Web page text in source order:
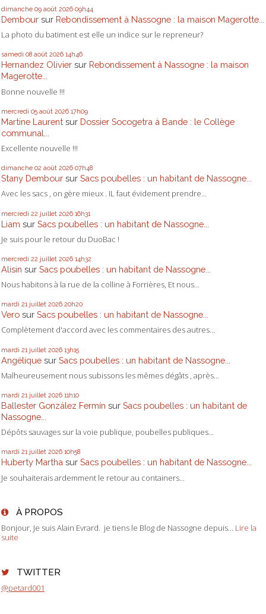
dimanche 09 août 2026 09h44
Dembour sur Rebondissement à Nassogne : la maison Magerotte...
La photo du batiment est elle un indice sur le repreneur?
samedi 08 août 2026 14h46
Hernandez Olivier sur Rebondissement à Nassogne : la maison
Magerotte...
Bonne nouvelle !!!
mercredi 05 août 2026 17h09
Martine Laurent sur Dossier Socogetra à Bande : le Collège
communal...
Excellente nouvelle !!!
dimanche 02 août 2026 07h48
Stany Dembour sur Sacs poubelles : un habitant de Nassogne...
Avec les sacs , on gère mieux . IL faut évidement prendre...
mercredi 22 juillet 2026 16h31
Liam sur Sacs poubelles : un habitant de Nassogne...
Je suis pour le retour du DuoBac !
mercredi 22 juillet 2026 14h32
Alisin sur Sacs poubelles : un habitant de Nassogne...
Nous habitons à la rue de la colline à Forrières, Et nous...
mardi 21 juillet 2026 20h20
Vero sur Sacs poubelles : un habitant de Nassogne...
Complètement d'accord avec les commentaires des autres...
mardi 21 juillet 2026 13h15
Angélique sur Sacs poubelles : un habitant de Nassogne...
Malheureusement nous subissons les mêmes dégâts , après...
mardi 21 juillet 2026 11h10
Ballester González Fermín sur Sacs poubelles : un habitant de
Nassogne...
Dépôts sauvages sur la voie publique, poubelles publiques...
mardi 21 juillet 2026 10h58
Huberty Martha sur Sacs poubelles : un habitant de Nassogne...
Je souhaiterais ardemment le retour au containers...
À PROPOS
Bonjour, Je suis Alain Evrard. je tiens le Blog de Nassogne depuis... Lire la
suite
TWITTER
@petard001